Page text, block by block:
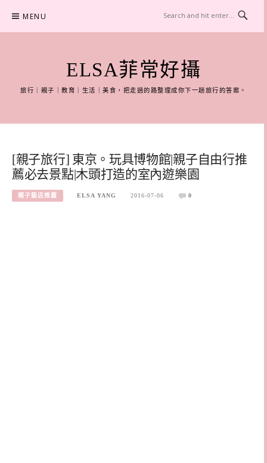
content
MENU
ELSA菲常好攝
旅行｜親子｜教育｜生活｜美食，把走過的路整理成你下一趟旅行的答案。
[親子旅行] 東京。玩具博物館|親子自由行推
薦必去景點|木頭打造的室內遊樂園
親子飯店推薦 ELSA YANG 2016-07-06 0